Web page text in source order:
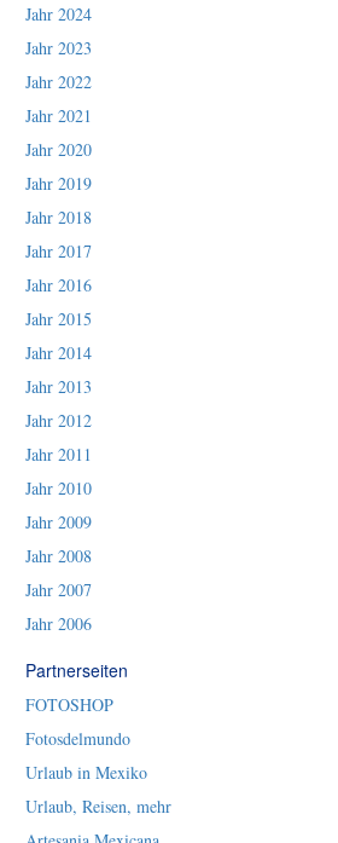
Jahr 2024
Jahr 2023
Jahr 2022
Jahr 2021
Jahr 2020
Jahr 2019
Jahr 2018
Jahr 2017
Jahr 2016
Jahr 2015
Jahr 2014
Jahr 2013
Jahr 2012
Jahr 2011
Jahr 2010
Jahr 2009
Jahr 2008
Jahr 2007
Jahr 2006
Partnerseiten
FOTOSHOP
Fotosdelmundo
Urlaub in Mexiko
Urlaub, Reisen, mehr